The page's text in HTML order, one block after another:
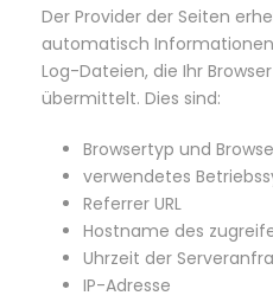
Der Provider der Seiten
automatisch
Log-Dateien, die Ihr
übermittelt. Dies sind:
Browsertyp und
verwendetes
Referrer URL
Hostname des
Uhrzeit der
IP-Adresse